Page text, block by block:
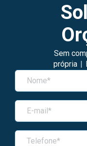
Sem
própria |